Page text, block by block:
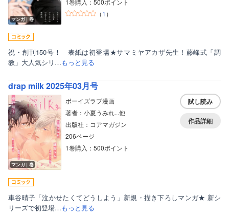
マンガ｜巻
1巻購入：500ポイント
（1 ）
祝・創刊150号！ 表紙は初登場★サマミヤアカザ先生！藤峰式「調
教」大人気シリ…もっと見る
drap milk 2025年03月号
マンガ｜巻
ボーイズラブ漫画
著者：小夏うみれ...他
出版社：コアマガジン
206ページ
1巻購入：500ポイント
試し読み
作品詳細
車谷晴子「泣かせたくてどうしよう」新規・描き下ろしマンガ★ 新シ
リーズで初登場…もっと見る